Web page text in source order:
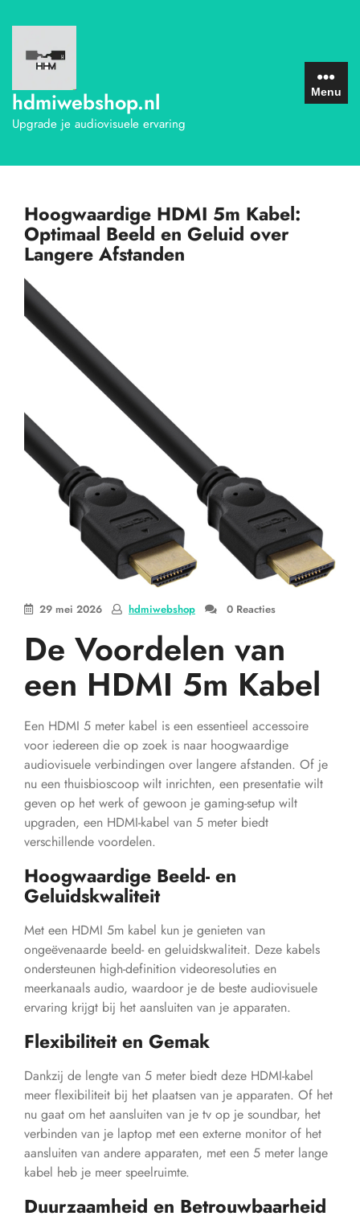
naar
inhoud
hdmiwebshop.nl
Upgrade je audiovisuele ervaring
Menu
Hoogwaardige HDMI 5m Kabel:
Optimaal Beeld en Geluid over
Langere Afstanden
29 mei 2026 hdmiwebshop 0 Reacties
De Voordelen van
een HDMI 5m Kabel
Een HDMI 5 meter kabel is een essentieel accessoire
voor iedereen die op zoek is naar hoogwaardige
audiovisuele verbindingen over langere afstanden. Of je
nu een thuisbioscoop wilt inrichten, een presentatie wilt
geven op het werk of gewoon je gaming-setup wilt
upgraden, een HDMI-kabel van 5 meter biedt
verschillende voordelen.
Hoogwaardige Beeld- en
Geluidskwaliteit
Met een HDMI 5m kabel kun je genieten van
ongeëvenaarde beeld- en geluidskwaliteit. Deze kabels
ondersteunen high-definition videoresoluties en
meerkanaals audio, waardoor je de beste audiovisuele
ervaring krijgt bij het aansluiten van je apparaten.
Flexibiliteit en Gemak
Dankzij de lengte van 5 meter biedt deze HDMI-kabel
meer flexibiliteit bij het plaatsen van je apparaten. Of het
nu gaat om het aansluiten van je tv op je soundbar, het
verbinden van je laptop met een externe monitor of het
aansluiten van andere apparaten, met een 5 meter lange
kabel heb je meer speelruimte.
Duurzaamheid en Betrouwbaarheid